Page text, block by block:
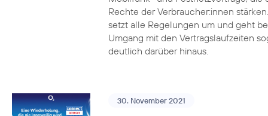
Rechte der Verbraucher:innen
setzt alle Regelungen um und geht
Umgang mit den Vertragslaufzeiten
deutlich darüber hinaus.
30. November 2021